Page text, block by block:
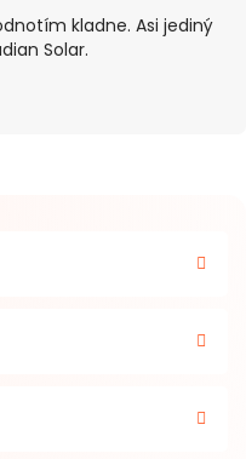
kladne. Asi jediný
Solar.